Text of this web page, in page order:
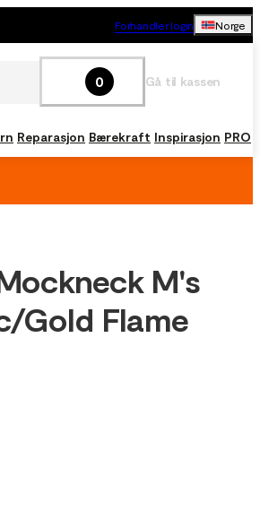
Forhandler login Norge
0 Gå til kassen
Reparasjon Bærekraft Inspirasjon PRO
M's
Gold Flame